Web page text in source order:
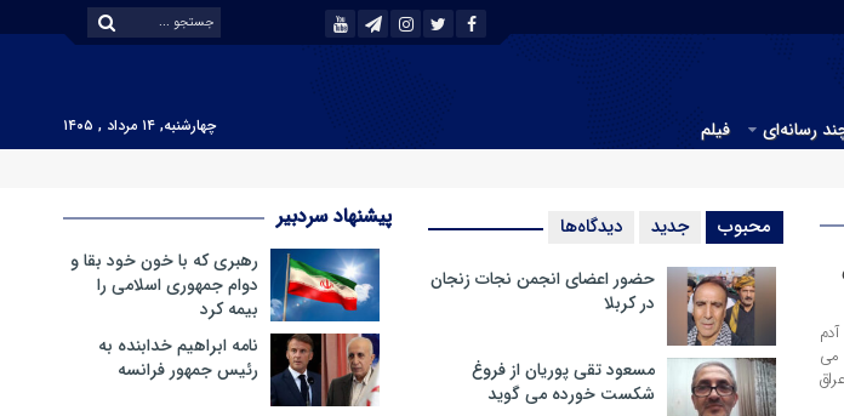
رسانه‌ای فیلم
چهارشنبه, ۱۴ مرداد , ۱۴۰۵
می
محبوب جدید دیدگاه‌ها
حضور اعضای انجمن نجات زنجان
در کربلا
مسعود تقی پوریان از فروغ
شکست خورده می گوید
پیشنهاد سردبیر
رهبری که با خون خود بقا و
دوام جمهوری اسلامی را
بیمه کرد
نامه ابراهیم خدابنده به
رئیس جمهور فرانسه